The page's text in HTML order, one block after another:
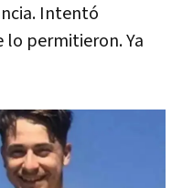
Intentó
lo permitieron. Ya